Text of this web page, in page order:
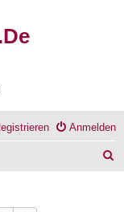
Anmelden